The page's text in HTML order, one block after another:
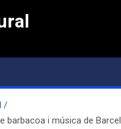
barbacoa i música de